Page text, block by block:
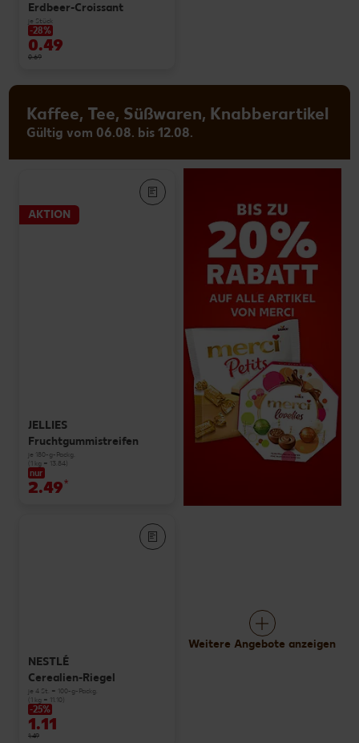
Erdbeer-Croissant
je Stück
-28%
0.49
0.69
Kaffee, Tee, Süßwaren, Knabberartikel
Gültig vom 06.08. bis 12.08.
AKTION
JELLIES
Fruchtgummistreifen
je 180-g-Packg.
(1 kg = 13.84)
nur
2.49*
NESTLÉ
Cerealien-Riegel
je 4 St. = 100-g-Packg.
(1 kg = 11.10)
-25%
1.11
1.49
Weitere Angebote anzeigen